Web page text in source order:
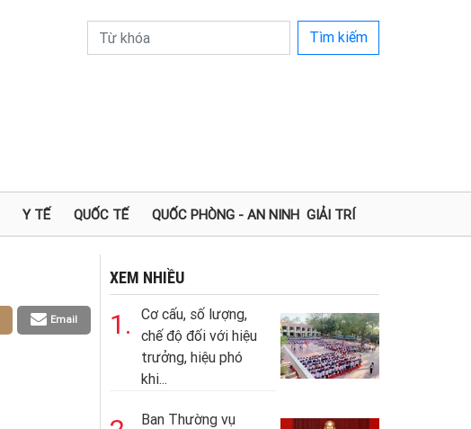
Tìm kiếm
Y TẾ QUỐC TẾ QUỐC PHÒNG - AN NINH GIẢI TRÍ
Email
XEM NHIỀU
1.
Cơ cấu, số lượng,
chế độ đối với hiệu
trưởng, hiệu phó
khi...
Ban Thường vụ